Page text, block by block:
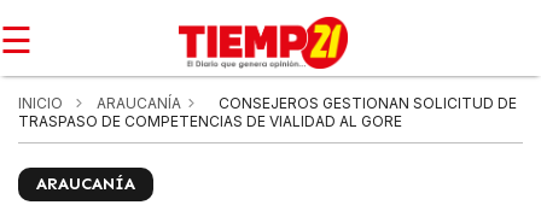
☰
INICIO ARAUCANÍA
CONSEJEROS GESTIONAN SOLICITUD DE
TRASPASO DE COMPETENCIAS DE VIALIDAD AL GORE
ARAUCANÍA